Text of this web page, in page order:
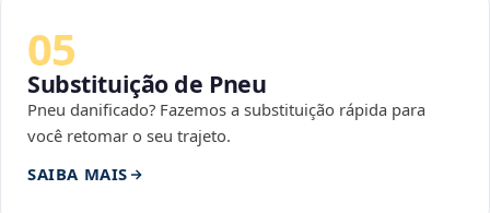
05
Substituição de Pneu
Pneu danificado? Fazemos a substituição rápida para
você retomar o seu trajeto.
SAIBA MAIS